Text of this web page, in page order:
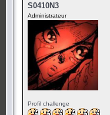
S0410N3
Administrateur
Profil challenge